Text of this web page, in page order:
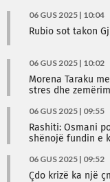
06 GUS 2025 | 10:04
Rubio sot takon
06 GUS 2025 | 10:02
Morena Taraku
stres dhe zemërim
06 GUS 2025 | 09:55
Rashiti: Osmani
shënojë fundin e
06 GUS 2025 | 09:52
Çdo krizë ka një